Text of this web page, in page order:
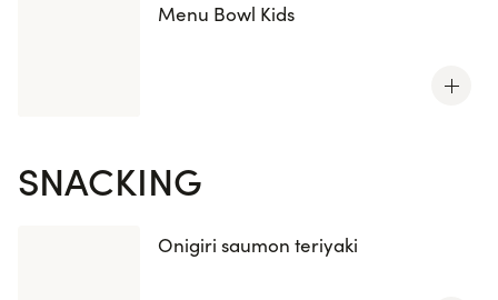
Menu Bowl Kids
SNACKING
Onigiri saumon teriyaki